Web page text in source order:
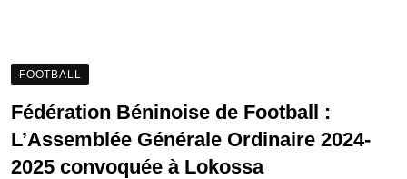
FOOTBALL
Fédération Béninoise de Football :
L’Assemblée Générale Ordinaire 2024-
2025 convoquée à Lokossa